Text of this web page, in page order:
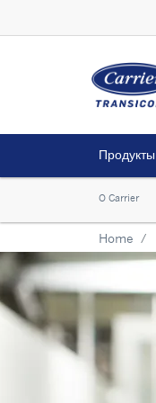
Продукты
O Carrier
Home